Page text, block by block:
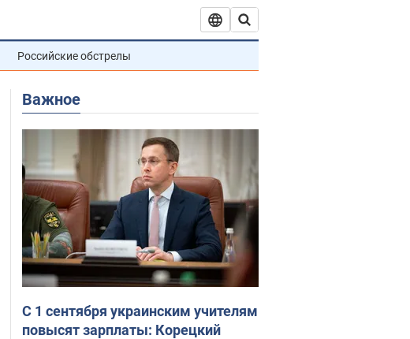
Российские обстрелы
Важное
С 1 сентября украинским учителям
повысят зарплаты: Корецкий